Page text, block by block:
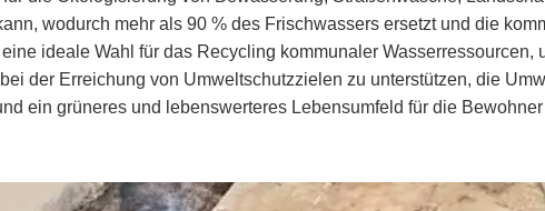
wodurch mehr als 90 % des Frischwassers ersetzt und die
ideale Wahl für das Recycling kommunaler Wasserressourcen,
der Erreichung von Umweltschutzzielen zu unterstützen, die
ein grüneres und lebenswerteres Lebensumfeld für die